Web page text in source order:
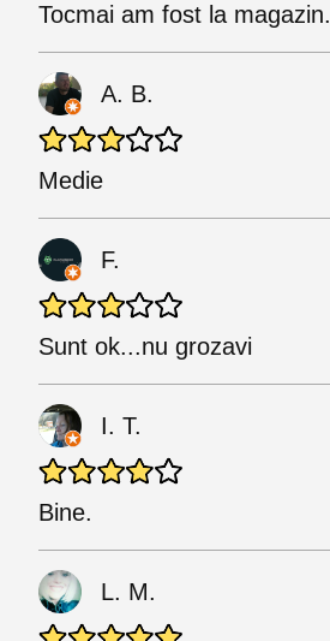
Tocmai am fost la magazin.
A. B.
Medie
F.
Sunt ok...nu grozavi
I. T.
Bine.
L. M.